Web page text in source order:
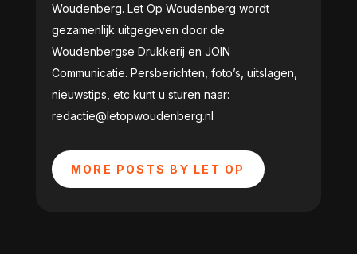
Woudenberg. Let Op Woudenberg wordt
gezamenlijk uitgegeven door de
Woudenbergse Drukkerij en JOIN
Communicatie. Persberichten, foto’s, uitslagen,
nieuwstips, etc kunt u sturen naar:
redactie@letopwoudenberg.nl
MORE POSTS BY LET OP